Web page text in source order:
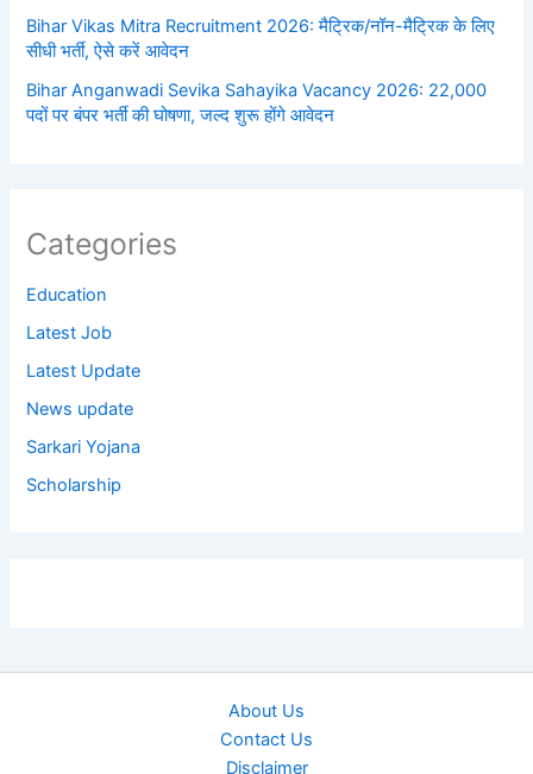
Bihar Vikas Mitra Recruitment 2026: मैट्रिक/नॉन-मैट्रिक के लिए
सीधी भर्ती, ऐसे करें आवेदन
Bihar Anganwadi Sevika Sahayika Vacancy 2026: 22,000
पदों पर बंपर भर्ती की घोषणा, जल्द शुरू होंगे आवेदन
Categories
Education
Latest Job
Latest Update
News update
Sarkari Yojana
Scholarship
About Us
Contact Us
Disclaimer